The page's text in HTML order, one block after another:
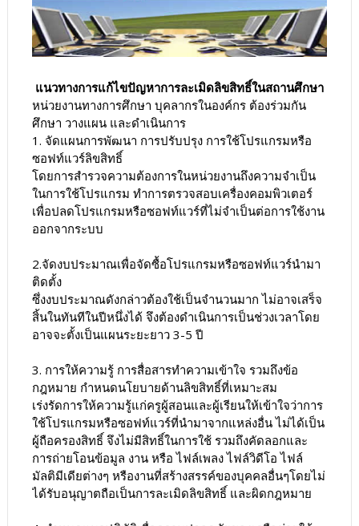
แนวทางการแก้ไขปัญหาการละเมิดลิขสิทธิ์ในสถานศึกษา
หน่วยงานทางการศึกษา บุคลากรในองค์กร ต้องร่วมกัน
ศึกษา วางแผน และดำเนินการ
1. จัดแผนการพัฒนา การปรับปรุง การใช้โปรแกรมหรือ
ซอฟท์แวร์ลิขสิทธิ์
โดยการสำรวจความต้องการในหน่วยงานถึงความจำเป็น
ในการใช้โปรแกรม ทำการตรวจสอบเครื่องคอมพิวเตอร์
เพื่อปลดโปรแกรมหรือซอฟท์แวร์ที่ไม่จำเป็นต่อการใช้งาน
ออกจากระบบ
2.จัดงบประมาณเพื่อจัดซื้อโปรแกรมหรือซอฟท์แวร์นำมา
ติดตั้ง
ซึ่งงบประมาณดังกล่าวต้องใช้เป็นจำนวนมาก ไม่อาจเสร็จ
สิ้นในทันทีในปีหนึ่งได้ จึงต้องดำเนินการเป็นช่วงเวลาโดย
อาจจะตั้งเป็นแผนระยะยาว 3-5 ปี
3. การให้ความรู้ การสื่อสารทำความเข้าใจ รวมถึงข้อ
กฎหมาย กำหนดนโยบายด้านลิขสิทธิ์ที่เหมาะสม
เร่งรัดการให้ความรู้แก่ครูผู้สอนและผู้เรียนให้เข้าใจว่าการ
ใช้โปรแกรมหรือซอฟท์แวร์ที่นำมาจากแหล่งอื่น ไม่ได้เป็น
ผู้ถือครองสิทธิ์ จึงไม่มีสิทธิ์ในการใช้ รวมถึงคัดลอกและ
การถ่ายโอนข้อมูล งาน หรือ ไฟล์เพลง ไฟล์วิดีโอ ไฟล์
มัลติมีเดียต่างๆ หรืองานที่สร้างสรรค์ของบุคคลอื่นๆโดยไม่
ได้รับอนุญาตถือเป็นการละเมิดลิขสิทธิ์ และผิดกฎหมาย